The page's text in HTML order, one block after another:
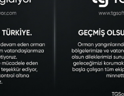
Katlanabilir Araba